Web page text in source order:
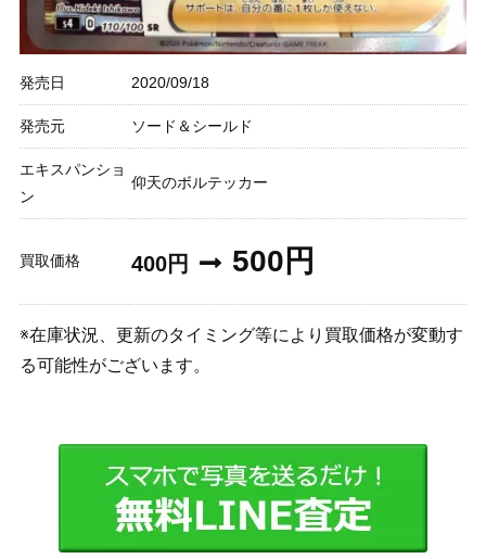
発売日 2020/09/18
発売元 ソード＆シールド
エキスパンショ
ン
仰天のボルテッカー
買取価格 400円 500円
※在庫状況、更新のタイミング等により買取価格が変動す
る可能性がございます。